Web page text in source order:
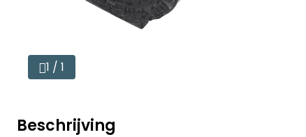
1 / 1
Beschrijving